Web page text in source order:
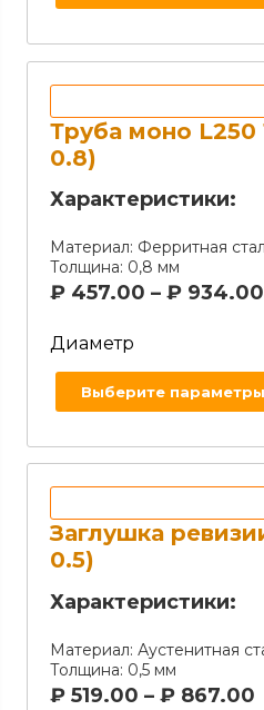
Труба моно
0.8)
Характеристики:
Материал: Ферритная
Толщина: 0,8 мм
₽ 457.00 – ₽ 934.00
Диаметр
Выберите параметры
Заглушка
0.5)
Характеристики:
Материал: Аустенитная
Толщина: 0,5 мм
₽ 519.00 – ₽ 867.00